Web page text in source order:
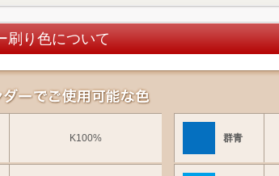
刷り色について
K100% 群青